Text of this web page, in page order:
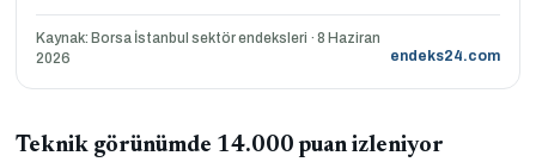
Kaynak: Borsa İstanbul sektör endeksleri · 8 Haziran
2026
endeks24.com
Teknik görünümde 14.000 puan izleniyor